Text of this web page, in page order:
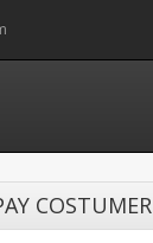
COSTUMER